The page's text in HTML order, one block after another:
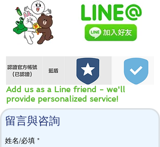
Add us as a Line friend - we'll
provide personalized service!
留言與咨詢
姓名/必填 *